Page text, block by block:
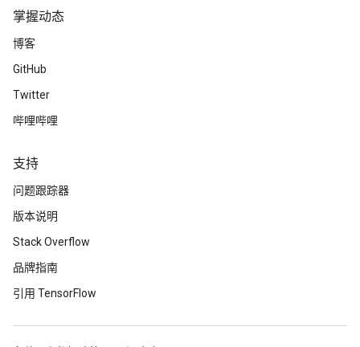
掌握动态
博客
GitHub
Twitter
哔哩哔哩
支持
问题跟踪器
版本说明
Stack Overflow
品牌指南
引用 TensorFlow